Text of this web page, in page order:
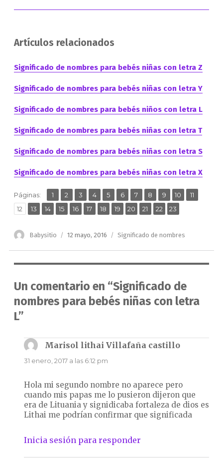
Artículos relacionados
Significado de nombres para bebés niñas con letra Z
Significado de nombres para bebés niñas con letra Y
Significado de nombres para bebés niños con letra L
Significado de nombres para bebés niñas con letra T
Significado de nombres para bebés niñas con letra S
Significado de nombres para bebés niñas con letra X
Páginas: Página
1 ,
Página
2 ,Página
3 ,
Página
4 ,Página
5 ,Página
6 ,
Página
7 ,
Página
8 ,
Página
9 ,
Página
10 ,
Página
11
Página
12 ,
Página
13 ,
Página
14 ,
Página
15 ,
Página
16 ,
Página
17 ,
Página
18 ,
Página
19 ,
Página
20 ,
Página
21 ,
Página
22 ,
Página
23
Autor
Babysitio
Publicado
12 mayo, 2016 Categorías
Significado de nombres
Un comentario en “Significado de
nombres para bebés niñas con letra
L”
Marisol lithai Villafaña castillodice:
31 enero, 2017 a las 6:12 pm
Hola mi segundo nombre no aparece pero
cuando mis papas me lo pusieron dijeron que
era de Lituania y signidicaba fortaleza de dios es
Lithai me podrían confirmar que significada
Inicia sesión para responder